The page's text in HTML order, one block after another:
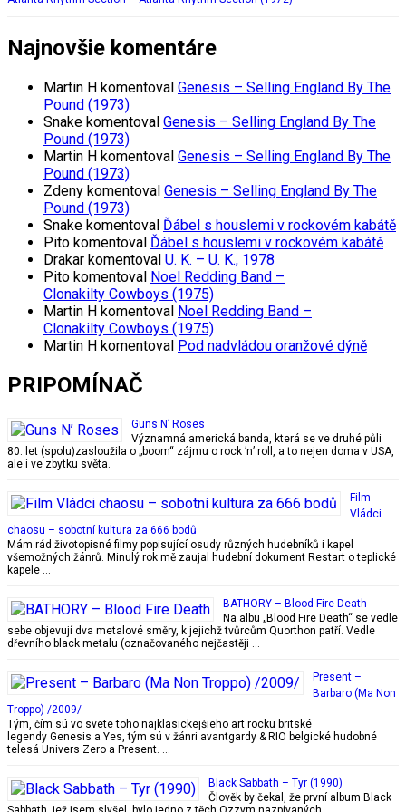
Najnovšie komentáre
Martin H komentoval Genesis – Selling England By The
Pound (1973)
Snake komentoval Genesis – Selling England By The
Pound (1973)
Martin H komentoval Genesis – Selling England By The
Pound (1973)
Zdeny komentoval Genesis – Selling England By The
Pound (1973)
Snake komentoval Ďábel s houslemi v rockovém kabátě
Pito komentoval Ďábel s houslemi v rockovém kabátě
Drakar komentoval U. K. – U. K., 1978
Pito komentoval Noel Redding Band –
Clonakilty Cowboys (1975)
Martin H komentoval Noel Redding Band –
Clonakilty Cowboys (1975)
Martin H komentoval Pod nadvládou oranžové dýně
PRIPOMÍNAČ
Guns N’ Roses
Významná americká banda, která se ve druhé půli
80. let (spolu)zasloužila o „boom“ zájmu o rock ’n’ roll, a to nejen doma v USA,
ale i ve zbytku světa.
Film
Vládci
chaosu – sobotní kultura za 666 bodů
Mám rád životopisné filmy popisující osudy různých hudebníků i kapel
všemožných žánrů. Minulý rok mě zaujal hudební dokument Restart o teplické
kapele …
BATHORY – Blood Fire Death
Na albu „Blood Fire Death“ se vedle
sebe objevují dva metalové směry, k jejichž tvůrcům Quorthon patří. Vedle
dřevního black metalu (označovaného nejčastěji …
Present –
Barbaro (Ma Non
Troppo) /2009/
Tým, čím sú vo svete toho najklasickejšieho art rocku britské
legendy Genesis a Yes, tým sú v žánri avantgardy & RIO belgické hudobné
telesá Univers Zero a Present. …
Black Sabbath – Tyr (1990)
Člověk by čekal, že první album Black